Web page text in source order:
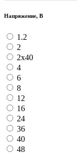
Напряжение, В
1.2
2
2х40
4
6
8
12
16
24
36
40
48